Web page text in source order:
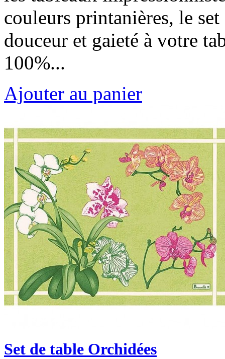
couleurs printanières, le
douceur et gaieté à votre
100%...
Ajouter au panier
Set de table Orchidées